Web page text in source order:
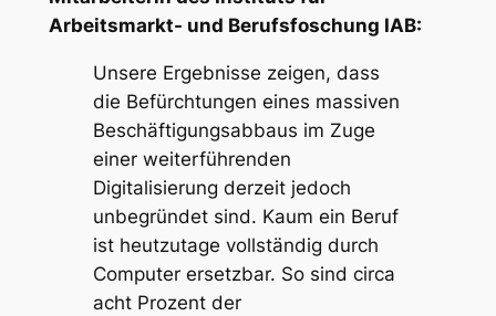
Arbeitsmarkt- und Berufsfoschung IAB:
Unsere Ergebnisse zeigen, dass
die Befürchtungen eines massiven
Beschäftigungsabbaus im Zuge
einer weiterführenden
Digitalisierung derzeit jedoch
unbegründet sind. Kaum ein Beruf
ist heutzutage vollständig durch
Computer ersetzbar. So sind circa
acht Prozent der